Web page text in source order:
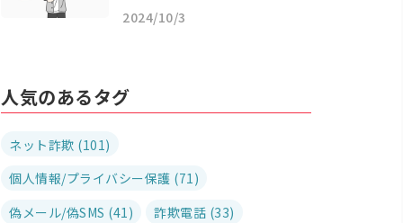
2024/10/3
人気のあるタグ
ネット詐欺 (101)
個人情報/プライバシー保護 (71)
偽メール/偽SMS (41)
詐欺電話 (33)